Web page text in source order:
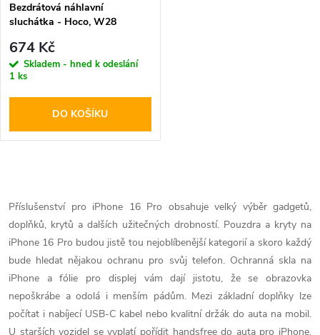
Bezdrátová náhlavní
sluchátka - Hoco, W28
674 Kč
Skladem - hned k odeslání
1 ks
DO KOŠÍKU
v
l
á
d
a
Příslušenství pro iPhone 16 Pro obsahuje velký výběr gadgetů,
doplňků, krytů a dalších užitečných drobností. Pouzdra a kryty na
iPhone 16 Pro budou jistě tou nejoblíbenější kategorií a skoro každý
bude hledat nějakou ochranu pro svůj telefon. Ochranná skla na
iPhone a fólie pro displej vám dají jistotu, že se obrazovka
nepoškrábe a odolá i menším pádům. Mezi základní doplňky lze
počítat i nabíjecí USB-C kabel nebo kvalitní držák do auta na mobil.
U starších vozidel se vyplatí pořídit handsfree do auta pro iPhone.